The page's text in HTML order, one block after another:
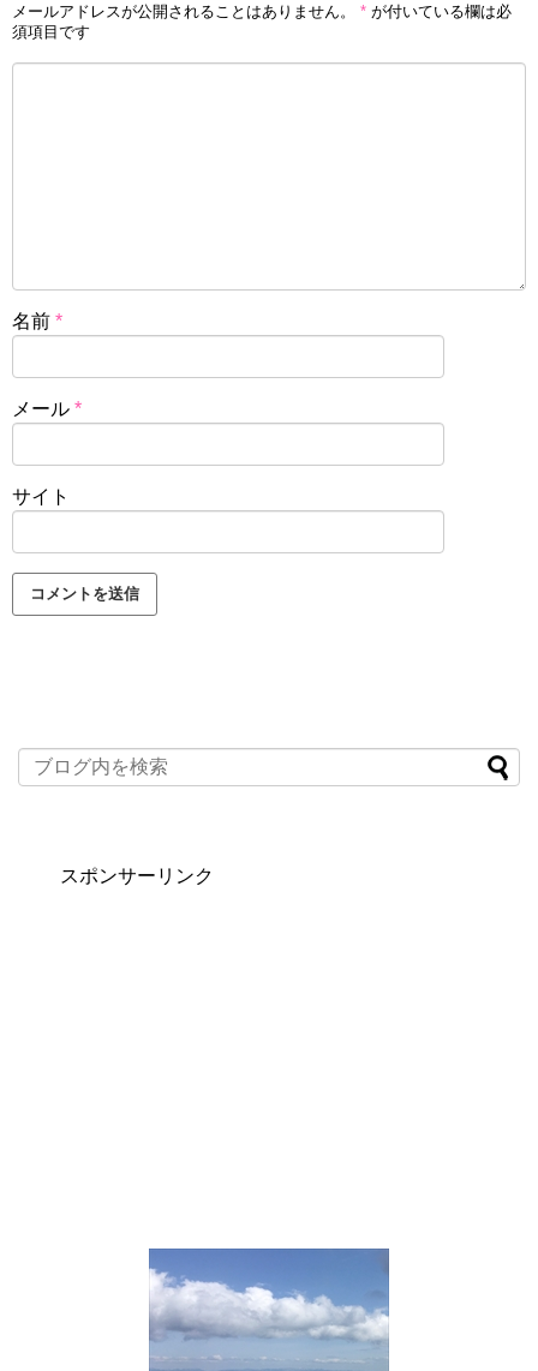
メールアドレスが公開されることはありません。 * が付いている欄は必
須項目です
名前 *
メール *
サイト
スポンサーリンク